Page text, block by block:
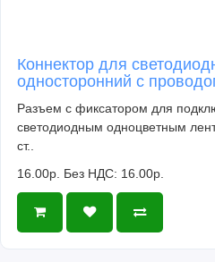
Коннектор для
односторонний с
Разъем с фиксатором для
светодиодным одноцветным
ст..
16.00р. Без НДС: 16.00р.